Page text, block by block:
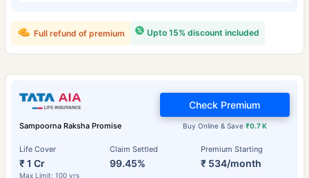
Upto 15% discount included
Full refund of premium
Sampoorna Raksha Promise
Life Cover
₹ 1 Cr
Max Limit: 100 yrs
Claim Settled
99.45%
Premium Starting
₹ 534/month
Buy Online & Save ₹0.7 K
Check Premium